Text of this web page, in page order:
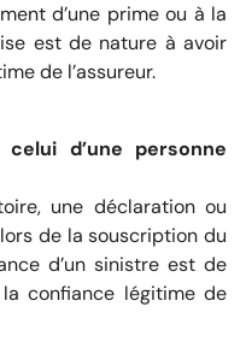
d’une prime ou à la
est de nature à avoir
de l’assureur.
d’une personne
une déclaration ou
de la souscription du
d’un sinistre est de
confiance légitime de